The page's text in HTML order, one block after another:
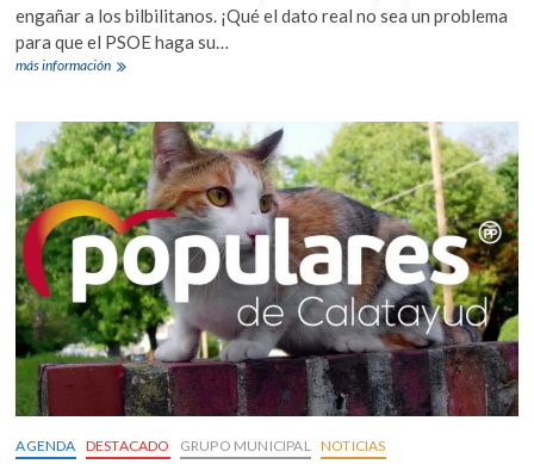
engañar a los bilbilitanos. ¡Qué el dato real no sea un problema
para que el PSOE haga su…
más informaciónEN
5
AÑOS:
399
DESEMPLEADOS
MENOS
Y
896
COTIZANTES
MÁS
EN
CALATAYUD
AGENDA DESTACADO GRUPO MUNICIPAL NOTICIAS